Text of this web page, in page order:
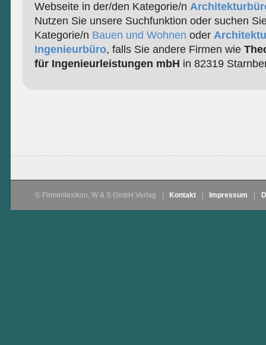
Webseite in der/den Kategorie/n
Nutzen Sie unsere Suchfunktion oder suchen
Kategorie/n Bauen und Wohnen oder
Ingenieurbüro, falls Sie andere Firmen wie
für Ingenieurleistungen mbH in 82319
© Firmenlexikon, W & S GmbH Verlag Kontakt Impressum